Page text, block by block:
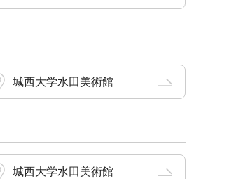
城西大学水田美術館
城西大学水田美術館